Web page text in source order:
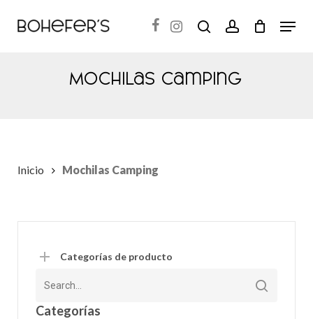
search accountMenu
Mochilas Camping
Inicio Mochilas Camping
Categorías de producto
Categorías